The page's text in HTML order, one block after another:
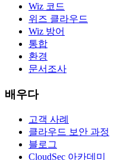
Wiz 코드
위즈 클라우드
Wiz 방어
통합
환경
문서조사
배우다
고객 사례
클라우드 보안 과정
블로그
CloudSec 아카데미